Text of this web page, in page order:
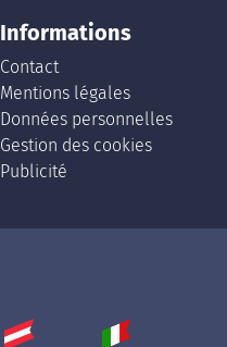
Informations
Contact
Mentions légales
Données personnelles
Gestion des cookies
Publicité